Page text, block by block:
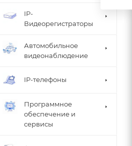
IP-
Видеорегистраторы
Автомобильное
видеонаблюдение
IP-телефоны
Программное
обеспечение и
сервисы